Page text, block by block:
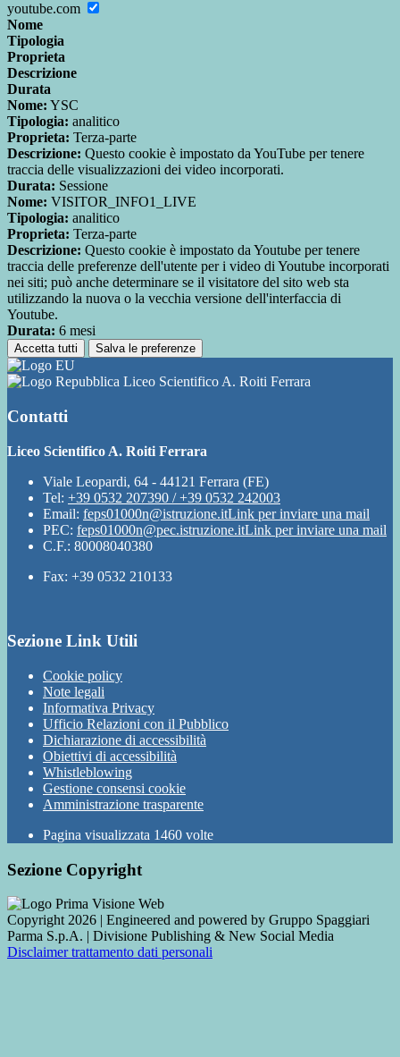
youtube.com
Nome
Tipologia
Proprieta
Descrizione
Durata
Nome: YSC
Tipologia: analitico
Proprieta: Terza-parte
Descrizione: Questo cookie è impostato da YouTube per tenere
traccia delle visualizzazioni dei video incorporati.
Durata: Sessione
Nome: VISITOR_INFO1_LIVE
Tipologia: analitico
Proprieta: Terza-parte
Descrizione: Questo cookie è impostato da Youtube per tenere
traccia delle preferenze dell'utente per i video di Youtube incorporati
nei siti; può anche determinare se il visitatore del sito web sta
utilizzando la nuova o la vecchia versione dell'interfaccia di
Youtube.
Durata: 6 mesi
Accetta tutti Salva le preferenze
Liceo Scientifico A. Roiti Ferrara
Contatti
Liceo Scientifico A. Roiti Ferrara
Viale Leopardi, 64 - 44121 Ferrara (FE)
Tel: +39 0532 207390 / +39 0532 242003
Email: feps01000n@istruzione.itLink per inviare una mail
PEC: feps01000n@pec.istruzione.itLink per inviare una mail
C.F.: 80008040380
Fax: +39 0532 210133
Sezione Link Utili
Cookie policy
Note legali
Informativa Privacy
Ufficio Relazioni con il Pubblico
Dichiarazione di accessibilità
Obiettivi di accessibilità
Whistleblowing
Gestione consensi cookie
Amministrazione trasparente
Pagina visualizzata 1460 volte
Sezione Copyright
Copyright 2026 | Engineered and powered by Gruppo Spaggiari
Parma S.p.A. | Divisione Publishing & New Social Media
Disclaimer trattamento dati personali